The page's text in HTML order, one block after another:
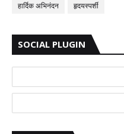
हार्दिक अभिनंदन
हृदयस्पर्शी
SOCIAL PLUGIN